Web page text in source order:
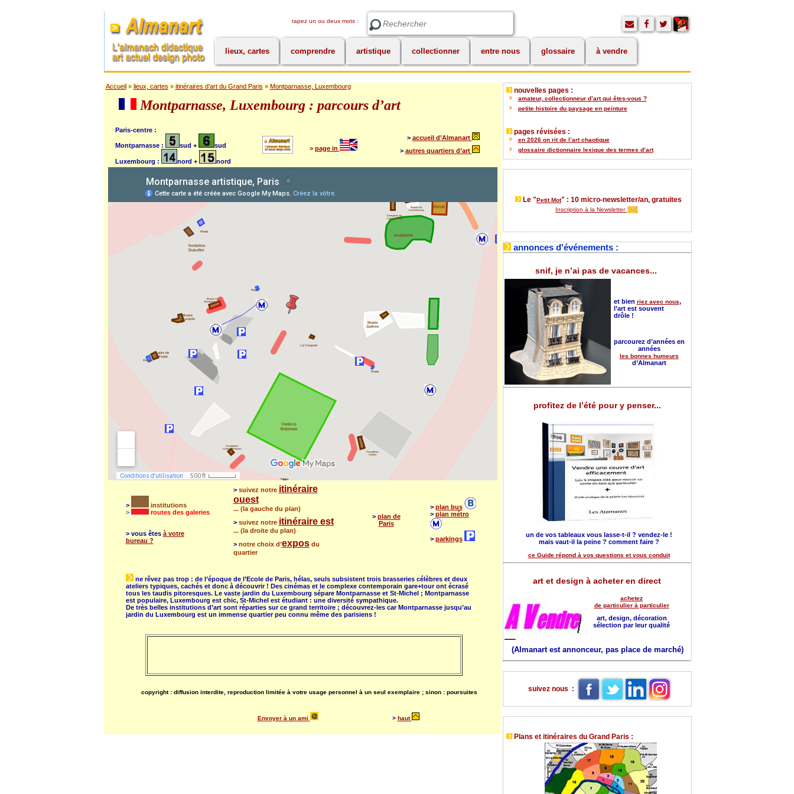
tapez un ou deux mots : Rechercher
lieux, cartes comprendre artistique collectionner entre nous glossaire à vendre
Accueil» lieux, cartes » itinéraires d’art du Grand Paris » Montparnasse, Luxembourg
Montparnasse, Luxembourg : parcours d’art
Paris-centre :
Montparnasse : sud + sud
Luxembourg : nord + nord
> page in
> accueil d’Almanart
> autres quartiers d’art
>
institutions
>
routes des galeries
> vous êtes à votre
bureau ?
>suivez notre itinéraire
ouest
... (la gauche du plan)
>suivez notre itinéraire est
... (la droite du plan)
>notre choix d’exposdu
quartier
> plan de
Paris
> plan bus
> plan métro
> parkings
ne rêvez pas trop : de l’époque de l’Ecole de Paris, hélas, seuls subsistent trois brasseries célèbres et deux
ateliers typiques, cachés et donc à découvrir ! Des cinémas et le complexe contemporain gare+tour ont écrasé
tous les taudis pitoresques. Le vaste jardin du Luxembourg sépare Montparnasse et St-Michel ; Montparnasse
est populaire, Luxembourg est chic, St-Michel est étudiant : une diversité sympathique.
De très belles institutions d’art sont réparties sur ce grand territoire ; découvrez-les car Montparnasse jusqu’au
jardin du Luxembourg est un immense quartier peu connu même des parisiens !
copyright : diffusion interdite, reproduction limitée à votre usage personnel à un seul exemplaire ; sinon : poursuites
Envoyer à un ami > haut
nouvelles pages :
amateur, collectionneur d’art qui êtes-vous ?
petite histoire du paysage en peinture
pages révisées :
en 2026 on rit de l’art chaotique
glossaire dictionnaire lexique des termes d’art
Le "Petit Mot" : 10 micro-newsletter/an, gratuites
Inscription à la Newsletter
annonces d'événements :
snif, je n’ai pas de vacances...
et bien riez avec nous,
l’art est souvent
drôle !
parcourez d’années en
années
les bonnes humeurs
d’Almanart
profitez de l’été pour y penser...
un de vos tableaux vous lasse-t-il ? vendez-le !
mais vaut-il la peine ? comment faire ?
ce Guide répond à vos questions et vous conduit
art et design à acheter en direct
achetez
de particulier à particulier
art, design, décoration
sélection par leur qualité
(Almanart est annonceur, pas place de marché)
suivez nous :
Plans et itinéraires du Grand Paris :